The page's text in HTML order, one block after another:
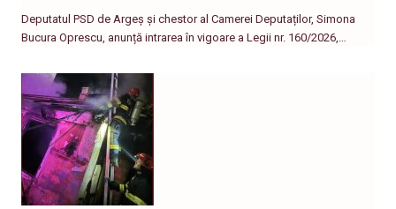
Deputatul PSD de Argeș și chestor al Camerei Deputaților, Simona
Bucura Oprescu, anunță intrarea în vigoare a Legii nr. 160/2026,…